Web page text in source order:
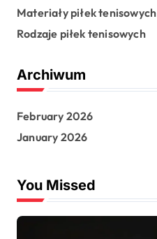
Materiały piłek tenisowych
Rodzaje piłek tenisowych
Archiwum
February 2026
January 2026
You Missed